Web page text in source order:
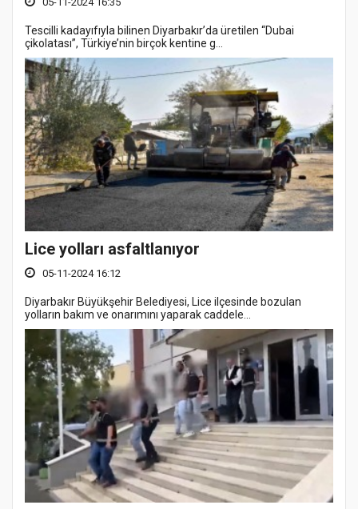
Tescilli kadayıfıyla bilinen Diyarbakır’da üretilen “Dubai
çikolatası”, Türkiye’nin birçok kentine g...
Lice yolları asfaltlanıyor
05-11-2024 16:12
Diyarbakır Büyükşehir Belediyesi, Lice ilçesinde bozulan
yolların bakım ve onarımını yaparak caddele...